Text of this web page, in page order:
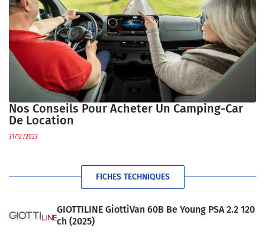
Nos Conseils Pour Acheter Un Camping-Car
De Location
31/12/2023
FICHES TECHNIQUES
GIOTTILINE GiottiVan 60B Be Young PSA 2.2 120
ch (2025)